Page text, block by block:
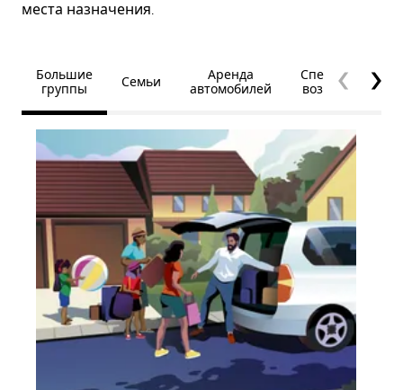
места назначения.
Большие
группы
Семьи
Аренда
автомобилей
Специальные
возможности